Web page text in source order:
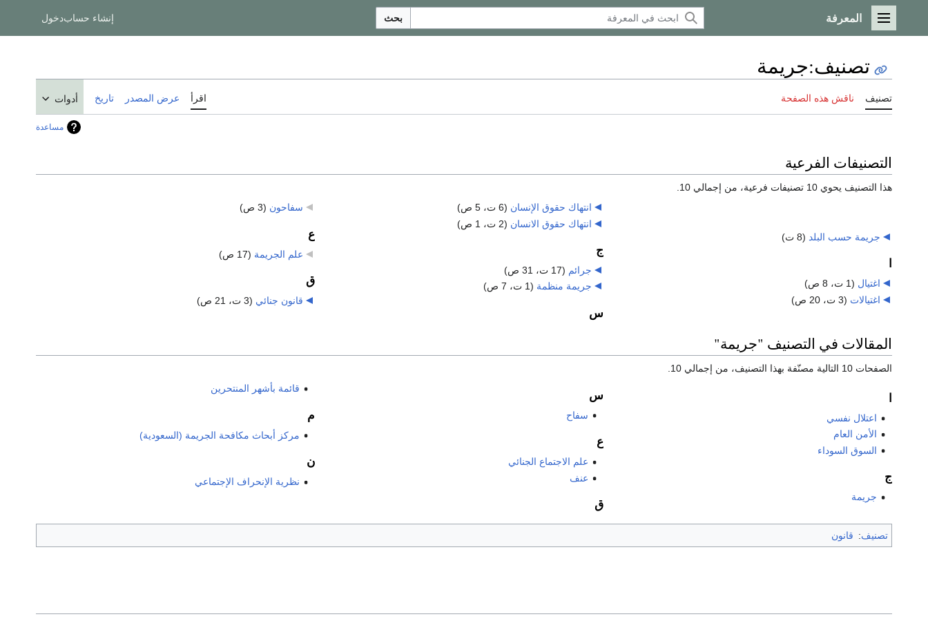
القائمة الرئيسية
المعرفة بحث إنشاء حسابدخول
تصنيف:جريمة
تصنيف ناقش هذه الصفحة اقرأ عرض المصدر تاريخ أدوات
مساعدة
التصنيفات الفرعية
هذا التصنيف يحوي 10 تصنيفات فرعية، من إجمالي 10.
جريمة حسب البلد (8 ت)
اغتيال (1 ت، 8 ص)
اغتيالات (3 ت، 20 ص)
انتهاك حقوق الإنسان (6 ت، 5 ص)
انتهاك حقوق الانسان (2 ت، 1 ص)
ج
جرائم (17 ت، 31 ص)
جريمة منظمة (1 ت، 7 ص)
س
سفاحون (3 ص)
ع
علم الجريمة (17 ص)
ق
قانون جنائي (3 ت، 21 ص)
المقالات في التصنيف "جريمة"
الصفحات 10 التالية مصنّفة بهذا التصنيف، من إجمالي 10.
اعتلال نفسي
الأمن العام
السوق السوداء
ج
جريمة
س
سفاح
ع
علم الاجتماع الجنائي
عنف
ق
قائمة بأشهر المنتحرين
م
مركز أبحاث مكافحة الجريمة (السعودية)
ن
نظرية الإنحراف الإجتماعي
تصنيف: قانون